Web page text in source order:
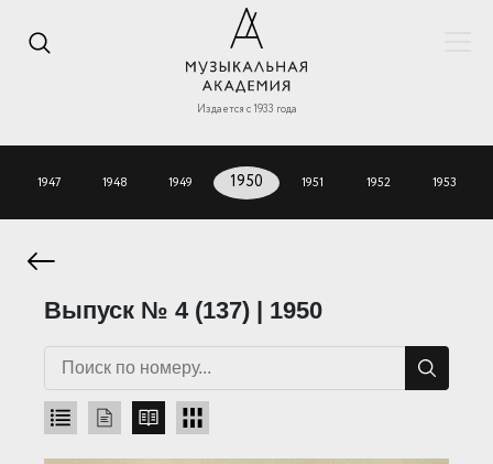
Издается с 1933 года
1947 1948 1949 1950 1951 1952 1953
Выпуск № 4 (137) | 1950